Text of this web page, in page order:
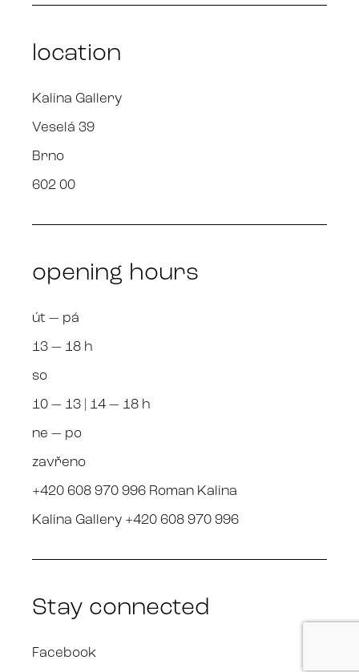
location
Kalina Gallery
Veselá 39
Brno
602 00
opening hours
út — pá
13 — 18 h
so
10 — 13 | 14 — 18 h
ne — po
zavřeno
+420 608 970 996 Roman Kalina
Kalina Gallery +420 608 970 996
Stay connected
Facebook